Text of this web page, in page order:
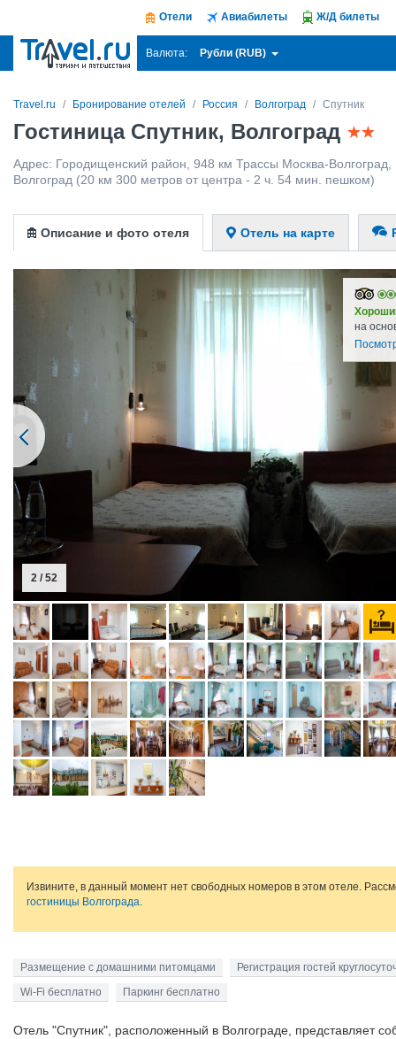
Отели Авиабилеты Ж/Д билеты
Валюта: Рубли (RUB)
Travel.ru Бронирование отелей Россия Волгоград Спутник
Гостиница Спутник, Волгоград
Адрес: Городищенский район, 948 км Трассы Москва-Волгоград
Волгоград (20 км 300 метров от центра - 2 ч. 54 мин. пешком)
Описание и фото отеля Отель на карте
на
2 / 52
Извините, в данный момент нет свободных номеров в этом отеле.
гостиницы Волгограда.
Размещение с домашними питомцами
Регистрация гостей
Wi-Fi бесплатно
Паркинг бесплатно
Отель "Спутник", расположенный в Волгограде, представляет